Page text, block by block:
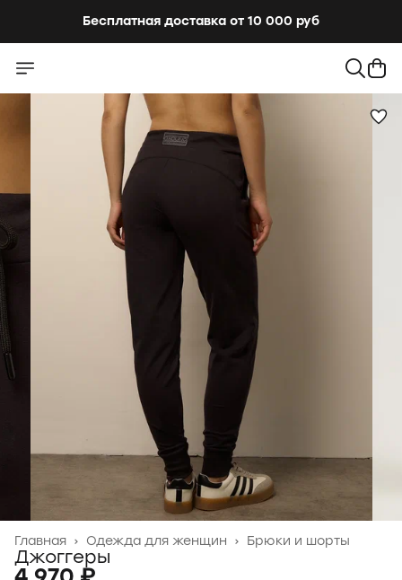
Бесплатная доставка от 10 000 руб
Брюки и шорты
Одежда для женщин ›
Главная ›
Джоггеры